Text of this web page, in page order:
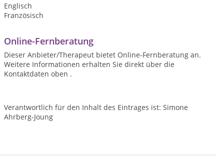
Englisch
Französisch
Online-Fernberatung
Dieser Anbieter/Therapeut bietet Online-Fernberatung an.
Weitere Informationen erhalten Sie direkt über die
Kontaktdaten oben .
Verantwortlich für den Inhalt des Eintrages ist: Simone
Ahrberg-Joung